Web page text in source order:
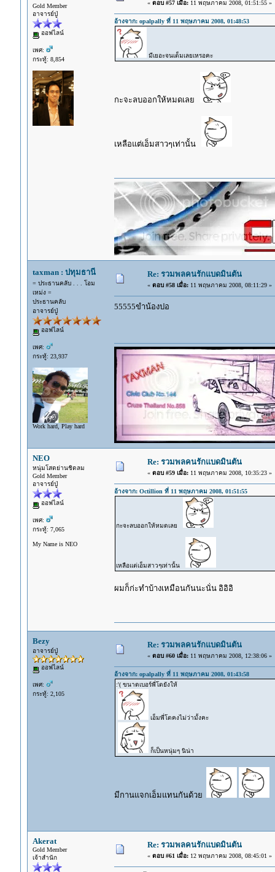
Gold Member
อาจารย์ปู่
ออฟไลน์
เพศ:
กระทู้: 8,854
« ตอบ #57 เมื่อ:11 พฤษภาคม 2008, 01:51:55 »
อ้างจาก: opalpally ที่ 11 พฤษภาคม 2008, 01:48:53
มีเยอะจนเต็มเลยเหรอคะ
กะจะลบออกให้หมดเลย
เหลือแต่เอ็มสาวๆเท่านั้น
taxman : ปทุมธานี
= ประธานคลับ . . . โอม
เหม่ง =
ประธานคลับ
อาจารย์ปู่
ออฟไลน์
เพศ:
กระทู้: 23,937
Work hard, Play hard
Re: รวมพลคนรักแบดมินตัน
« ตอบ #58 เมื่อ:11 พฤษภาคม 2008, 08:11:29 »
55555ขำน้องปอ
NEO
หนุ่มโสดย่านชิดลม
Gold Member
อาจารย์ปู่
ออฟไลน์
เพศ:
กระทู้: 7,065
My Name is NEO
Re: รวมพลคนรักแบดมินตัน
« ตอบ #59 เมื่อ:11 พฤษภาคม 2008, 10:35:23 »
อ้างจาก: Octillion ที่ 11 พฤษภาคม 2008, 01:51:55
กะจะลบออกให้หมดเลย
เหลือแต่เอ็มสาวๆเท่านั้น
ผมก็ก่ะทำบ้างเหมือนกันนะนั่น อิอิอิ
Bezy
อาจารย์ปู่
ออฟไลน์
เพศ:
กระทู้: 2,105
Re: รวมพลคนรักแบดมินตัน
« ตอบ #60 เมื่อ:11 พฤษภาคม 2008, 12:38:06 »
อ้างจาก: opalpally ที่ 11 พฤษภาคม 2008, 01:43:58
:'( ขนาดเบอร์พี่โตยังให้
เอ็มพี่โตคงไม่ว่ามั้งคะ
ก็เป็นหนุ่มๆ นิน่า
มีกานแจกเอ็มแทนกันด้วย
Akerat
Gold Member
เจ้าสำนัก
Re: รวมพลคนรักแบดมินตัน
« ตอบ #61 เมื่อ:12 พฤษภาคม 2008, 08:45:01 »